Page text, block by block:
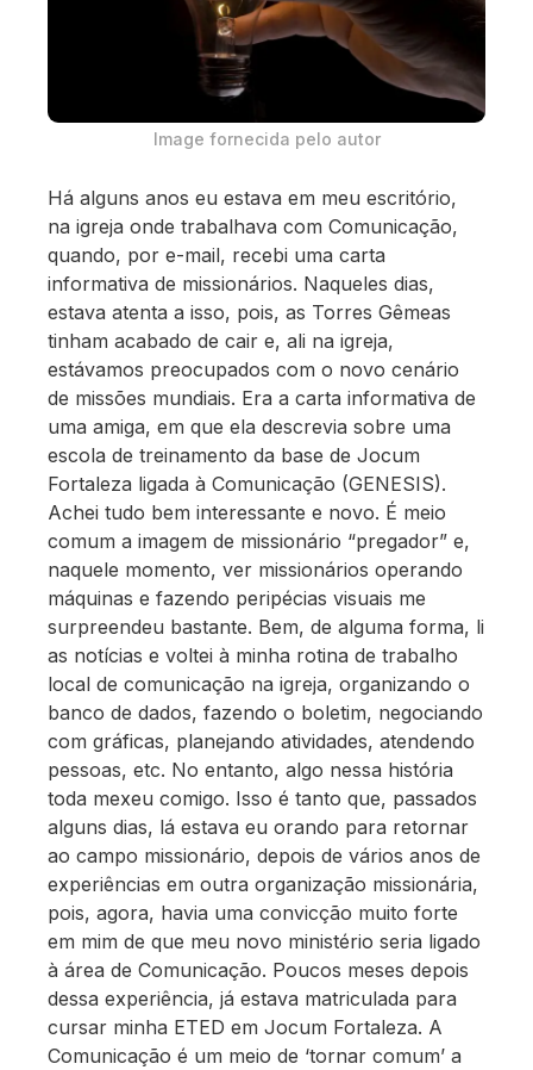
Image fornecida pelo autor
Há alguns anos eu estava em meu escritório,
na igreja onde trabalhava com Comunicação,
quando, por e-mail, recebi uma carta
informativa de missionários. Naqueles dias,
estava atenta a isso, pois, as Torres Gêmeas
tinham acabado de cair e, ali na igreja,
estávamos preocupados com o novo cenário
de missões mundiais. Era a carta informativa de
uma amiga, em que ela descrevia sobre uma
escola de treinamento da base de Jocum
Fortaleza ligada à Comunicação (GENESIS).
Achei tudo bem interessante e novo. É meio
comum a imagem de missionário “pregador” e,
naquele momento, ver missionários operando
máquinas e fazendo peripécias visuais me
surpreendeu bastante. Bem, de alguma forma, li
as notícias e voltei à minha rotina de trabalho
local de comunicação na igreja, organizando o
banco de dados, fazendo o boletim, negociando
com gráficas, planejando atividades, atendendo
pessoas, etc. No entanto, algo nessa história
toda mexeu comigo. Isso é tanto que, passados
alguns dias, lá estava eu orando para retornar
ao campo missionário, depois de vários anos de
experiências em outra organização missionária,
pois, agora, havia uma convicção muito forte
em mim de que meu novo ministério seria ligado
à área de Comunicação. Poucos meses depois
dessa experiência, já estava matriculada para
cursar minha ETED em Jocum Fortaleza. A
Comunicação é um meio de ‘tornar comum’ a